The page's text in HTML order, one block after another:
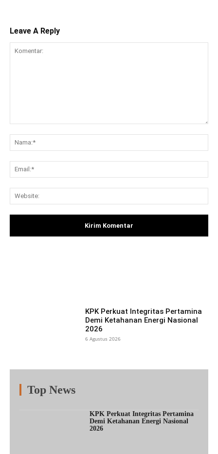
Leave A Reply
KPK Perkuat Integritas Pertamina
Demi Ketahanan Energi Nasional
2026
6 Agustus 2026
Top News
KPK Perkuat Integritas Pertamina
Demi Ketahanan Energi Nasional
2026